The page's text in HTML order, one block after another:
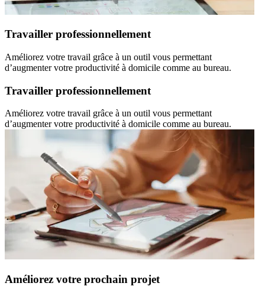
Travailler professionnellement
Améliorez votre travail grâce à un outil vous permettant
d’augmenter votre productivité à domicile comme au bureau.
Travailler professionnellement
Améliorez votre travail grâce à un outil vous permettant
d’augmenter votre productivité à domicile comme au bureau.
Améliorez votre prochain projet